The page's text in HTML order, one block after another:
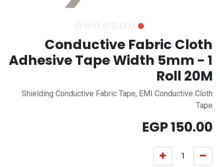
Conductive Fabric Cloth
Adhesive Tape Width 5mm - 1
Roll 20M
Shielding Conductive Fabric Tape, EMI Conductive Cloth
Tape
150.00